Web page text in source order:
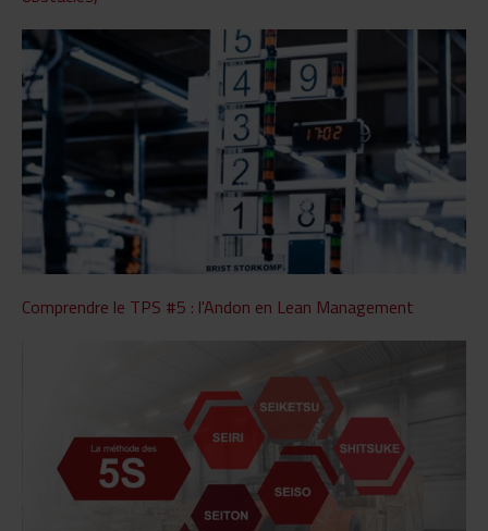
Comprendre le TPS #5 : l'Andon en Lean Management